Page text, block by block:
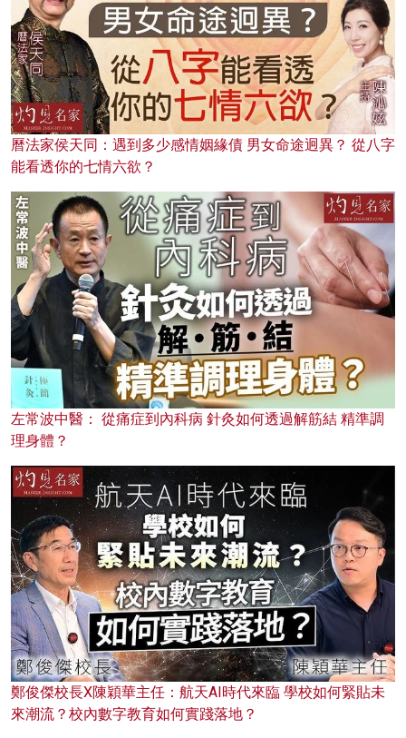
曆法家侯天同：遇到多少感情姻緣債 男女命途迥異？ 從八字
能看透你的七情六欲？
左常波中醫： 從痛症到內科病 針灸如何透過解筋結 精準調
理身體？
鄭俊傑校長X陳穎華主任：航天AI時代來臨 學校如何緊貼未
來潮流？校內數字教育如何實踐落地？